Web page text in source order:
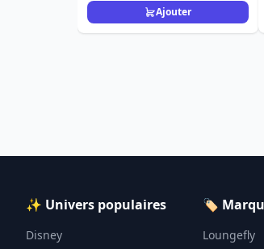
Ajouter
✨ Univers populaires
Disney
🏷️
Loungefly